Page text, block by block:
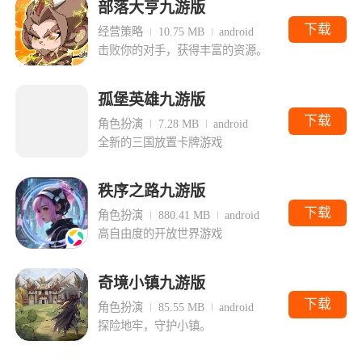
部落大亨九游版
经营策略 10.75 MB
android
击败你的对手，获得丰富的资源。
下载
孤堡英雄九游版
角色扮演 7.28 MB
android
全新的三国放置卡牌游戏
下载
秩序之路九游版
角色扮演 880.41 MB
android
高自由度的开放世界游戏
下载
奇境小镇九游版
角色扮演 85.55 MB
android
探险地牢，守护小镇。
下载